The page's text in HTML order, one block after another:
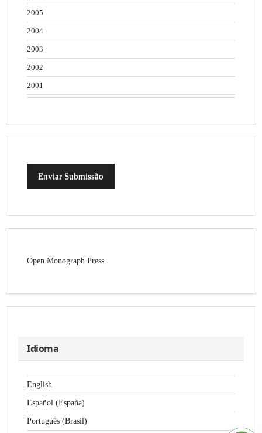
2005
2004
2003
2002
2001
Enviar Submissão
Open Monograph Press
Idioma
English
Español (España)
Português (Brasil)